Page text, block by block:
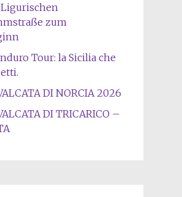
zum
Tour: la Sicilia che
DI NORCIA 2026
DI TRICARICO –